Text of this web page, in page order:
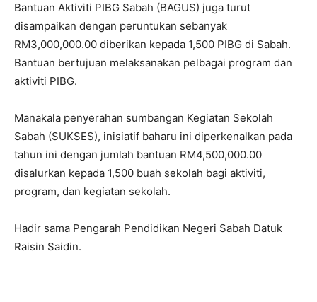
Bantuan Aktiviti PIBG Sabah (BAGUS) juga turut
disampaikan dengan peruntukan sebanyak
RM3,000,000.00 diberikan kepada 1,500 PIBG di Sabah.
Bantuan bertujuan melaksanakan pelbagai program dan
aktiviti PIBG.
Manakala penyerahan sumbangan Kegiatan Sekolah
Sabah (SUKSES), inisiatif baharu ini diperkenalkan pada
tahun ini dengan jumlah bantuan RM4,500,000.00
disalurkan kepada 1,500 buah sekolah bagi aktiviti,
program, dan kegiatan sekolah.
Hadir sama Pengarah Pendidikan Negeri Sabah Datuk
Raisin Saidin.